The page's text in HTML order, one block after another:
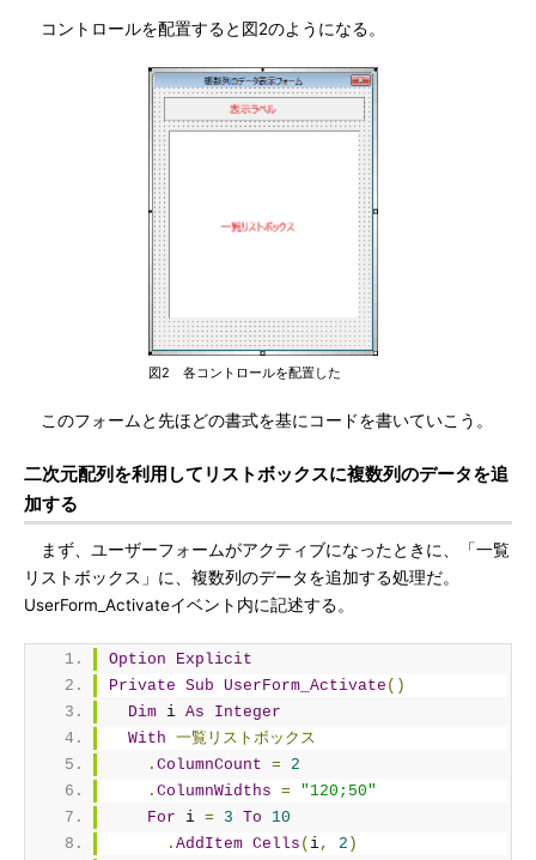
コントロールを配置すると図2のようになる。
図2 各コントロールを配置した
このフォームと先ほどの書式を基にコードを書いていこう。
二次元配列を利用してリストボックスに複数列のデータを追
加する
まず、ユーザーフォームがアクティブになったときに、「一覧
リストボックス」に、複数列のデータを追加する処理だ。
UserForm_Activateイベント内に記述する。
Option
Explicit
Private Sub UserForm_Activate ()
Dim i As
Integer
With 一覧リストボックス
. ColumnCount =
2
. ColumnWidths =
"120;50"
For i = 3 To
10
. AddItem Cells ( i, 2 )